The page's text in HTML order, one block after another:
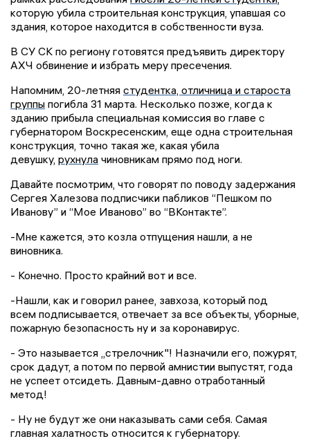
которую убила строительная конструкция, упавшая со
здания, которое находится в собственности вуза.
В СУ СК по региону готовятся предъявить директору
АХЧ обвинение и избрать меру пресечения.
Напомним, 20-летняя студентка, отличница и староста
группы погибла 31 марта. Несколько позже, когда к
зданию прибыла специальная комиссия во главе с
губернатором Воскресенским, еще одна строительная
конструкция, точно такая же, какая убила
девушку, рухнула чиновникам прямо под ноги.
Давайте посмотрим, что говорят по поводу задержания
Сергея Халезова подписчики пабликов “Пешком по
Иванову” и “Мое Иваново” во “ВКонтакте”.
-Мне кажется, это козла отпущения нашли, а не
виновника.
- Конечно. Просто крайний вот и все.
-Нашли, как и говорил ранее, завхоза, который под
всем подписывается, отвечает за все объекты, уборные,
пожарную безопасность ну и за коронавирус.
- Это называется ,,стрелочник"! Назначили его, пожурят,
срок дадут, а потом по первой амнистии выпустят, года
не успеет отсидеть. Давным-давно отработанный
метод!
- Ну не будут же они наказывать сами себя. Самая
главная халатность относится к губернатору.